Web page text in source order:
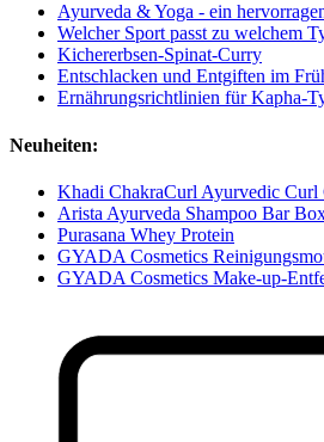
Ayurveda & Yoga - ein
Welcher Sport passt zu welchem
Kichererbsen-Spinat-Curry
Entschlacken und Entgiften im
Ernährungsrichtlinien für Kapha-
Neuheiten:
Khadi ChakraCurl Ayurvedic Curl
Arista Ayurveda Shampoo Bar
Purasana Whey Protein
GYADA Cosmetics
GYADA Cosmetics Make-up-